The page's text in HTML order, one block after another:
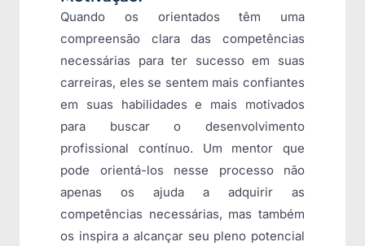
Quando os orientados têm uma
compreensão clara das competências
necessárias para ter sucesso em suas
carreiras, eles se sentem mais confiantes
em suas habilidades e mais motivados
para buscar o desenvolvimento
profissional contínuo. Um mentor que
pode orientá-los nesse processo não
apenas os ajuda a adquirir as
competências necessárias, mas também
os inspira a alcançar seu pleno potencial